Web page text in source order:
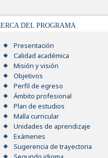
DEL PROGRAMA
Presentación
Calidad académica
Misión y visión
Objetivos
Perfil de egreso
Ámbito profesional
Plan de estudios
Malla curricular
Unidades de aprendizaje
Exámenes
Sugerencia de trayectoria